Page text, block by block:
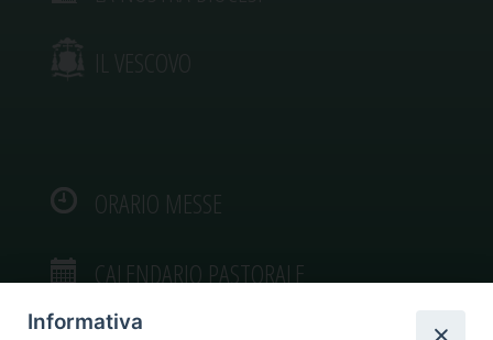
IL VESCOVO
ORARIO MESSE
CALENDARIO PASTORALE
Informativa